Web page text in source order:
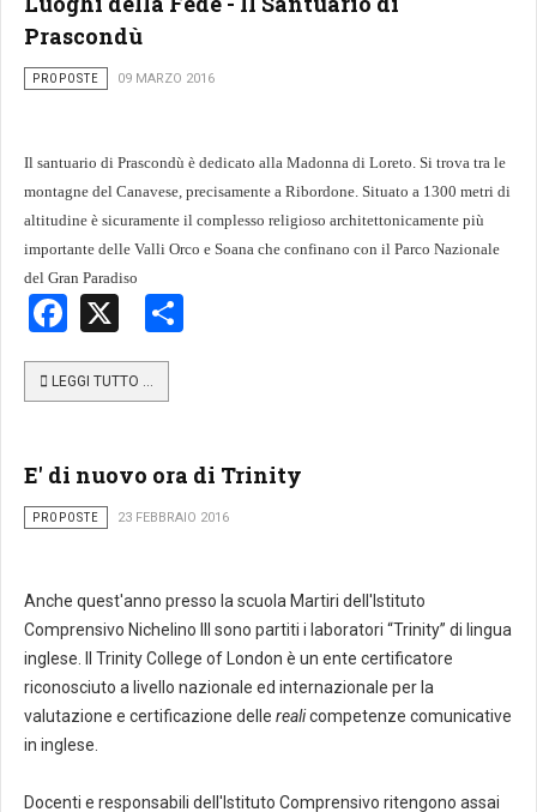
Prascondù
PROPOSTE 09 MARZO 2016
Il santuario di Prascondù è dedicato alla Madonna di Loreto. Si trova tra le
montagne del Canavese, precisamente a Ribordone. Situato a 1300 metri di
altitudine è sicuramente il complesso religioso architettonicamente più
importante delle Valli Orco e Soana che confinano con il Parco Nazionale
del Gran Paradiso
Facebook
LEGGI TUTTO …
E' di nuovo ora di Trinity
PROPOSTE 23 FEBBRAIO 2016
Anche quest'anno presso la scuola Martiri dell'Istituto
Comprensivo Nichelino III sono partiti i laboratori “Trinity” di lingua
inglese. Il Trinity College of London è un ente certificatore
riconosciuto a livello nazionale ed internazionale per la
valutazione e certificazione delle realicompetenze comunicative
in inglese.
Docenti e responsabili dell'Istituto Comprensivo ritengono assai